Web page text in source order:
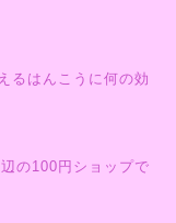
るはんこうに何の効
の100円ショップで